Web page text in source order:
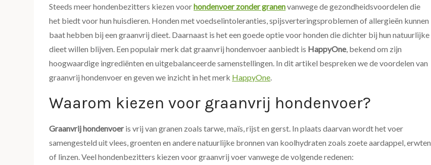
Steeds meer hondenbezitters kiezen voorhondenvoer zonder granenvanwege de gezondheidsvoordelen die
het biedt voor hun huisdieren. Honden met voedselintoleranties, spijsverteringsproblemen of allergieën kunnen
baat hebben bij een graanvrij dieet. Daarnaast is het een goede optie voor honden die dichter bij hun natuurlijke
dieet willen blijven. Een populair merk dat graanvrij hondenvoer aanbiedt is HappyOne, bekend om zijn
hoogwaardige ingrediënten en uitgebalanceerde samenstellingen. In dit artikel bespreken we de voordelen van
graanvrij hondenvoer en geven we inzicht in het merk HappyOne.
Waarom kiezen voor graanvrij hondenvoer?
Graanvrij hondenvoeris vrij van granen zoals tarwe, maïs, rijst en gerst. In plaats daarvan wordt het voer
samengesteld uit vlees, groenten en andere natuurlijke bronnen van koolhydraten zoals zoete aardappel, erwten
of linzen. Veel hondenbezitters kiezen voor graanvrij voer vanwege de volgende redenen: